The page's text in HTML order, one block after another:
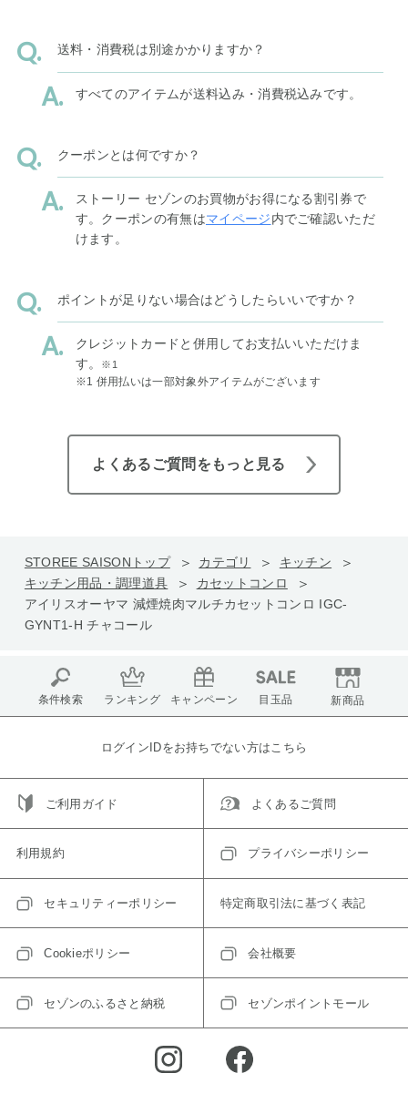
送料・消費税は別途かかりますか？
すべてのアイテムが送料込み・消費税込みです。
クーポンとは何ですか？
ストーリー セゾンのお買物がお得になる割引券で
す。クーポンの有無はマイページ内でご確認いただ
けます。
ポイントが足りない場合はどうしたらいいですか？
クレジットカードと併用してお支払いいただけま
す。
※1
※1 併用払いは一部対象外アイテムがございます
よくあるご質問をもっと見る
STOREE SAISONトップ カテゴリ
キッチン
キッチン用品・調理道具
カセットコンロ
アイリスオーヤマ 減煙焼肉マルチカセットコンロ IGC-
GYNT1-H チャコール
条件検索 ランキング キャンペーン 目玉品 新商品
ログインIDをお持ちでない方はこちら
ご利用ガイド よくあるご質問
利用規約 プライバシーポリシー
セキュリティーポリシー 特定商取引法に基づく表記
Cookieポリシー 会社概要
セゾンのふるさと納税 セゾンポイントモール